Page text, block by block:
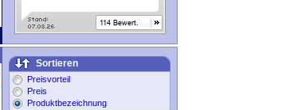
Sortieren
Preisvorteil
Preis
Produktbezeichnung